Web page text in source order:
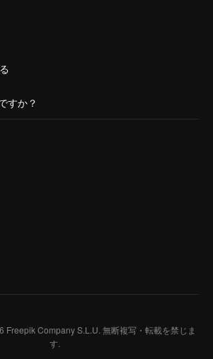
すか？
Freepik Company S.L.U. 無断複写・転載を禁じま
す.